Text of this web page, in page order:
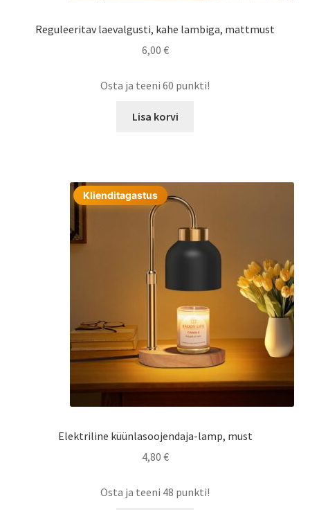
Reguleeritav laevalgusti, kahe lambiga, mattmust
6,00 €
Osta ja teeni 60 punkti!
Lisa korvi
Klienditagastus
Elektriline küünlasoojendaja-lamp, must
4,80 €
Osta ja teeni 48 punkti!